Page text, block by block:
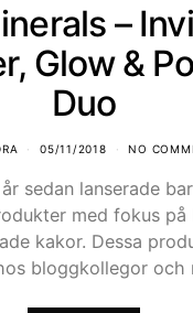
–
Glow &
Duo
05/11/2018 NO
sedan lanserade
med fokus
kakor. Dessa
bloggkollegor och